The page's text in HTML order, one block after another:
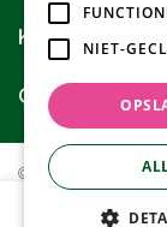
Klanten
Contact
© Tuincollectie.nl
Privacy policy
NIET-